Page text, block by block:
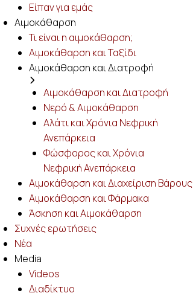
Είπαν για εμάς
Αιμοκάθαρση
Τι είναι η αιμοκάθαρση;
Αιμοκάθαρση και Ταξίδι
Αιμοκάθαρση και Διατροφή
Αιμοκάθαρση και Διατροφή
Νερό & Αιμοκάθαρση
Αλάτι και Χρόνια Νεφρική
Ανεπάρκεια
Φώσφορος και Χρόνια
Νεφρική Ανεπάρκεια
Αιμοκάθαρση και Διαχείριση Βάρους
Αιμοκάθαρση και Φάρμακα
Άσκηση και Αιμοκάθαρση
Συχνές ερωτήσεις
Νέα
Media
Videos
Διαδίκτυο